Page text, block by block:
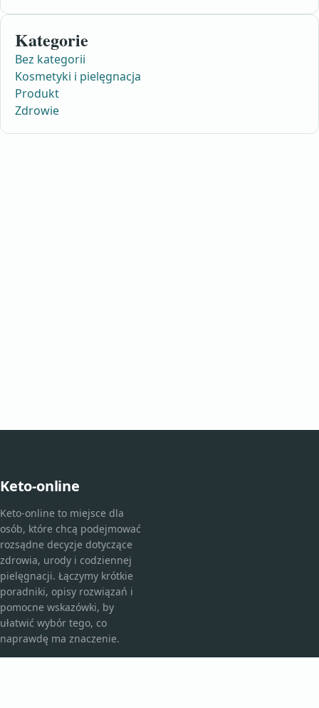
Kategorie
Bez kategorii
Kosmetyki i pielęgnacja
Produkt
Zdrowie
Keto-online
Keto-online to miejsce dla
osób, które chcą podejmować
rozsądne decyzje dotyczące
zdrowia, urody i codziennej
pielęgnacji. Łączymy krótkie
poradniki, opisy rozwiązań i
pomocne wskazówki, by
ułatwić wybór tego, co
naprawdę ma znaczenie.